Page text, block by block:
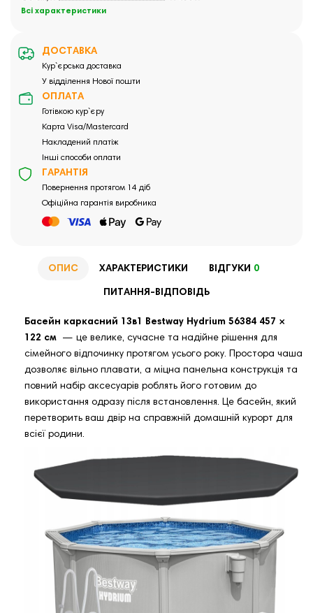
Всі характеристики
ДОСТАВКА
Кур`єрська доставка
У відділення Нової пошти
ОПЛАТА
Готівкою кур`єру
Карта Visa/Mastercard
Накладений платіж
Інші способи оплати
ГАРАНТІЯ
Повернення протягом 14 діб
Офіційна гарантія виробника
ОПИС ХАРАКТЕРИСТИКИ ВІДГУКИ 0
ПИТАННЯ-ВІДПОВІДЬ
Басейн каркасний 13в1 Bestway Hydrium 56384 457 ×
122 см — це велике, сучасне та надійне рішення для
сімейного відпочинку протягом усього року. Простора чаша
дозволяє вільно плавати, а міцна панельна конструкція та
повний набір аксесуарів роблять його готовим до
використання одразу після встановлення. Це басейн, який
перетворить ваш двір на справжній домашній курорт для
всієї родини.